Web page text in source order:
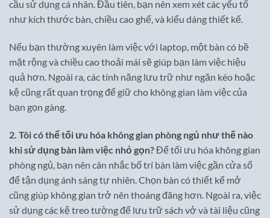
cầu sử dụng cá nhân. Đầu tiên, bạn nên xem xét các yếu tố
như kích thước bàn, chiều cao ghế, và kiểu dáng thiết kế.
Nếu bạn thường xuyên làm việc với laptop, một bàn có bề
mặt rộng và chiều cao thoải mái sẽ giúp bạn làm việc hiệu
quả hơn. Ngoài ra, các tính năng lưu trữ như ngăn kéo hoặc
kệ cũng rất quan trọng để giữ cho không gian làm việc của
bạn gọn gàng.
2. Tôi có thể tối ưu hóa không gian phòng ngủ như thế nào
khi sử dụng bàn làm việc nhỏ gọn?Để tối ưu hóa không gian
phòng ngủ, bạn nên cân nhắc bố trí bàn làm việc gần cửa sổ
để tận dụng ánh sáng tự nhiên. Chọn bàn có thiết kế mở
cũng giúp không gian trở nên thoáng đãng hơn. Ngoài ra, việc
sử dụng các kệ treo tường để lưu trữ sách vở và tài liệu cũng